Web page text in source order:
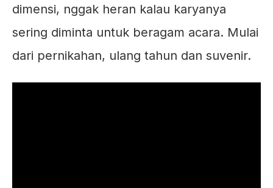
dimensi, nggak heran kalau karyanya
sering diminta untuk beragam acara. Mulai
dari pernikahan, ulang tahun dan suvenir.